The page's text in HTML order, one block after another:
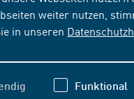
weiter nutzen,
in unseren
Funktional